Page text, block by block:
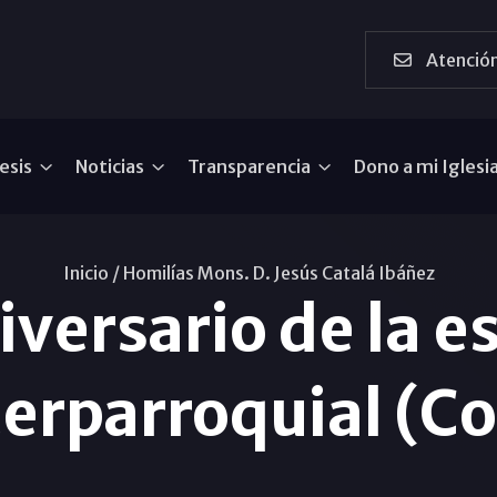
Noticias Transparencia Dono a mi
Inicio / Homilías Mons. D. Jesús Catalá Ibáñez
de la